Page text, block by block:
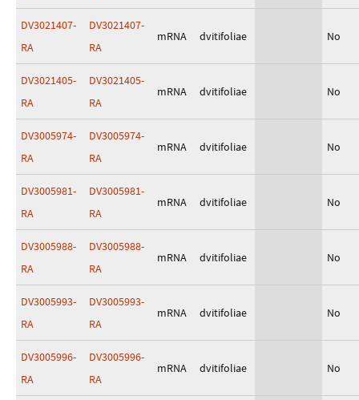
DV3021407-
RA
DV3021407-
RA
mRNA dvitifoliae No
DV3021405-
RA
DV3021405-
RA
mRNA dvitifoliae No
DV3005974-
RA
DV3005974-
RA
mRNA dvitifoliae No
DV3005981-
RA
DV3005981-
RA
mRNA dvitifoliae No
DV3005988-
RA
DV3005988-
RA
mRNA dvitifoliae No
DV3005993-
RA
DV3005993-
RA
mRNA dvitifoliae No
DV3005996-
RA
DV3005996-
RA
mRNA dvitifoliae No